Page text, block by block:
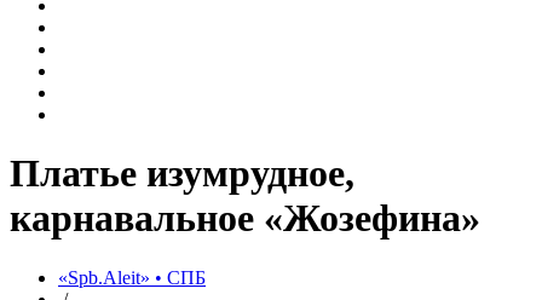
Платье изумрудное,
карнавальное «Жозефина»
«Spb.Aleit» • СПБ